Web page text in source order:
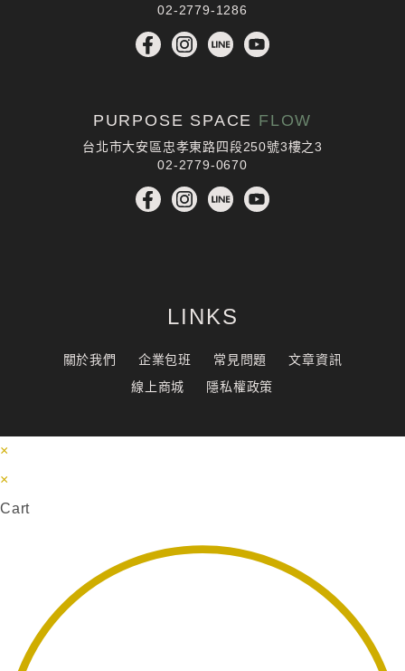
02-2779-1286
PURPOSE SPACE FLOW
台北市大安區忠孝東路四段250號3樓之3
02-2779-0670
LINKS
關於我們 企業包班 常見問題
文章資訊
線上商城
隱私權政策
×
×
Cart